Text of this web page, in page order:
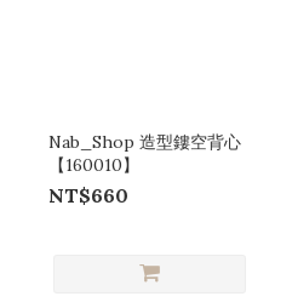
Nab_Shop 造型鏤空背心
【160010】
NT$660